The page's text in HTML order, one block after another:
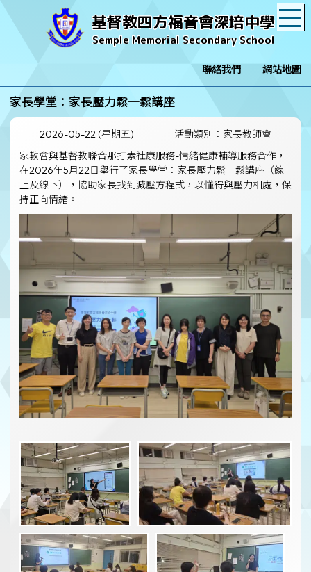
基督教四方福音會深培中學
Semple Memorial Secondary School
聯絡我們 網站地圖
家長學堂：家長壓力鬆一鬆講座
2026-05-22 (星期五)
活動類別：家長教師會
家教會與基督教聯合那打素社康服務-情緒健康輔導服務合作，
在2026年5月22日舉行了家長學堂：家長壓力鬆一鬆講座（線
上及線下），協助家長找到減壓方程式，以懂得與壓力相處，保
持正向情緒。